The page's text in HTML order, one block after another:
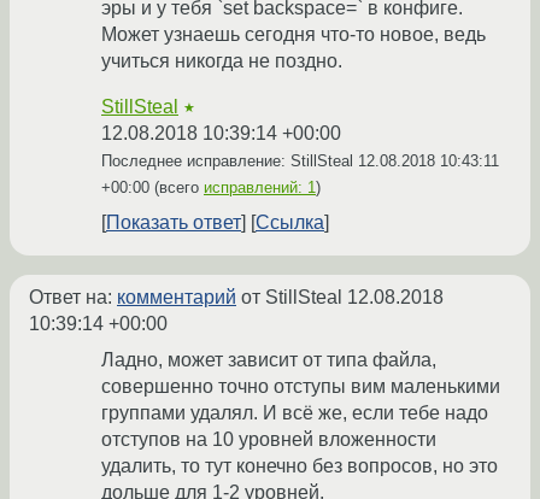
эры и у тебя `set backspace=` в конфиге.
Может узнаешь сегодня что-то новое, ведь
учиться никогда не поздно.
StillSteal ★
12.08.2018 10:39:14 +00:00
Последнее исправление: StillSteal 12.08.2018 10:43:11
+00:00 (всего исправлений: 1)
Показать ответ Ссылка
Ответ на: комментарий от StillSteal 12.08.2018
10:39:14 +00:00
Ладно, может зависит от типа файла,
совершенно точно отступы вим маленькими
группами удалял. И всё же, если тебе надо
отступов на 10 уровней вложенности
удалить, то тут конечно без вопросов, но это
дольше для 1-2 уровней.